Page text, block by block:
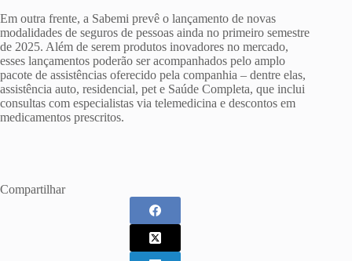
Em outra frente, a Sabemi prevê o lançamento de novas
modalidades de seguros de pessoas ainda no primeiro semestre
de 2025. Além de serem produtos inovadores no mercado,
esses lançamentos poderão ser acompanhados pelo amplo
pacote de assistências oferecido pela companhia – dentre elas,
assistência auto, residencial, pet e Saúde Completa, que inclui
consultas com especialistas via telemedicina e descontos em
medicamentos prescritos.
Compartilhar